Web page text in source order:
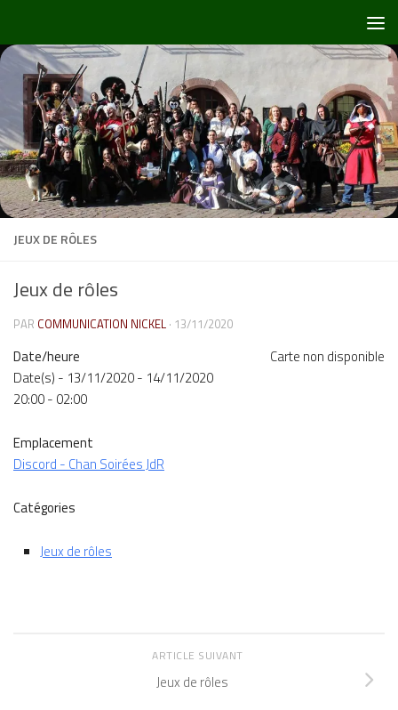
JEUX DE RÔLES
Jeux de rôles
PAR COMMUNICATION NICKEL · 13/11/2020
Carte non disponible
Date/heure
Date(s) - 13/11/2020 - 14/11/2020
20:00 - 02:00
Emplacement
Discord - Chan Soirées JdR
Catégories
Jeux de rôles
ARTICLE SUIVANT
Jeux de rôles